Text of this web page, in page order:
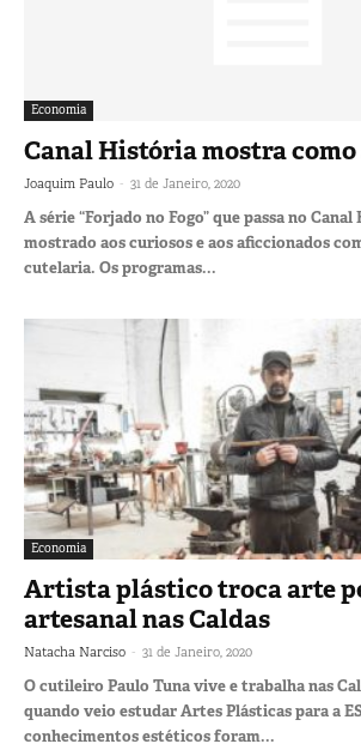
Economia
Canal História mostra como
Joaquim Paulo - 31 de Janeiro, 2020
A série “Forjado no Fogo” que passa no
mostrado aos curiosos e aos aficcionados
cutelaria. Os programas...
Economia
Artista plástico troca arte
artesanal nas Caldas
Natacha Narciso - 31 de Janeiro, 2020
O cutileiro Paulo Tuna vive e trabalha nas
quando veio estudar Artes Plásticas para a
conhecimentos estéticos foram...